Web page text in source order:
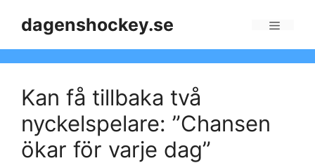
dagenshockey.se
Kan få tillbaka två
nyckelspelare: ”Chansen
ökar för varje dag”